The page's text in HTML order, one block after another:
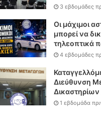
3 εβδομάδες
Οι μάχιμοι
μπορεί να
τηλεοπτικά
επιχειρούν
4 εβδομάδες
Διεύθυνση
Δικαστηρίων
1 εβδομάδα